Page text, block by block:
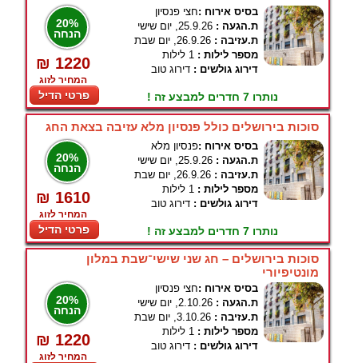
20%
הנחה
₪ 1220
המחיר לזוג
פרטי הדיל
בסיס אירוח :חצי פנסיון
ת.הגעה : 25.9.26, יום שישי
ת.עזיבה : 26.9.26, יום שבת
מספר לילות : 1 לילות
דירוג גולשים : דירוג טוב
נותרו 7 חדרים למבצע זה !
סוכות בירושלים כולל פנסיון מלא עזיבה בצאת החג
20%
הנחה
₪ 1610
המחיר לזוג
פרטי הדיל
בסיס אירוח :פנסיון מלא
ת.הגעה : 25.9.26, יום שישי
ת.עזיבה : 26.9.26, יום שבת
מספר לילות : 1 לילות
דירוג גולשים : דירוג טוב
נותרו 7 חדרים למבצע זה !
סוכות בירושלים – חג שני שישי־שבת במלון
מונטיפיורי
20%
הנחה
₪ 1220
המחיר לזוג
בסיס אירוח :חצי פנסיון
ת.הגעה : 2.10.26, יום שישי
ת.עזיבה : 3.10.26, יום שבת
מספר לילות : 1 לילות
דירוג גולשים : דירוג טוב